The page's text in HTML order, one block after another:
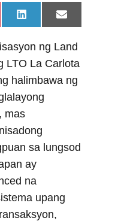
Share
on
L
i
k
d
I
n
Share
on
E
m
i
ng Land
LTO La Carlota
halimbawa ng
mas
sa lungsod
ay
na
upang